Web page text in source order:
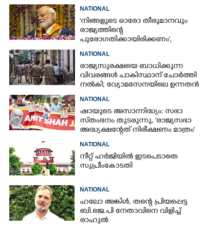
കണ്ടെത്തിയത് ഫിലിം സിറ്റിയിൽ
NATIONAL
'നിങ്ങളുടെ ഓരോ തീരുമാനവും
രാജ്യത്തിന്റെ
പുരോഗതിക്കായിരിക്കണം',​
NATIONAL
രാജ്യസുരക്ഷയെ ബാധിക്കുന്ന
വിവരങ്ങൾ പാകിസ്ഥാന് ചോ‌ർത്തി
നൽകി; വ്യോമസേനയിലെ ഉന്നതൻ
NATIONAL
ഷായുടെ അസാന്നിദ്ധ്യം: സഭാ
സ്‌തംഭനം തുടരുന്നു, 'രാജ്യസഭാ
അദ്ധ്യക്ഷന്റേത് നിരീക്ഷണം മാത്രം'
NATIONAL
നീറ്റ് ഹർജിയിൽ ഇടപെടാതെ
സുപ്രീംകോടതി
NATIONAL
ഹലോ അങ്കിൾ,​ തന്റെ പ്രിയപ്പെട്ട
ബി.ജെ.പി നേതാവിനെ വിളിച്ച്
രാഹുൽ